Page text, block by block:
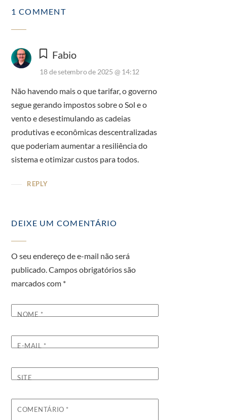
1 COMMENT
Fabio
18 de setembro de 2025 @ 14:12
Não havendo mais o que tarifar, o governo
segue gerando impostos sobre o Sol e o
vento e desestimulando as cadeias
produtivas e econômicas descentralizadas
que poderiam aumentar a resiliência do
sistema e otimizar custos para todos.
REPLY
DEIXE UM COMENTÁRIO
O seu endereço de e-mail não será
publicado.Campos obrigatórios são
marcados com *
NOME *
E-MAIL*
SITE
COMENTÁRIO *